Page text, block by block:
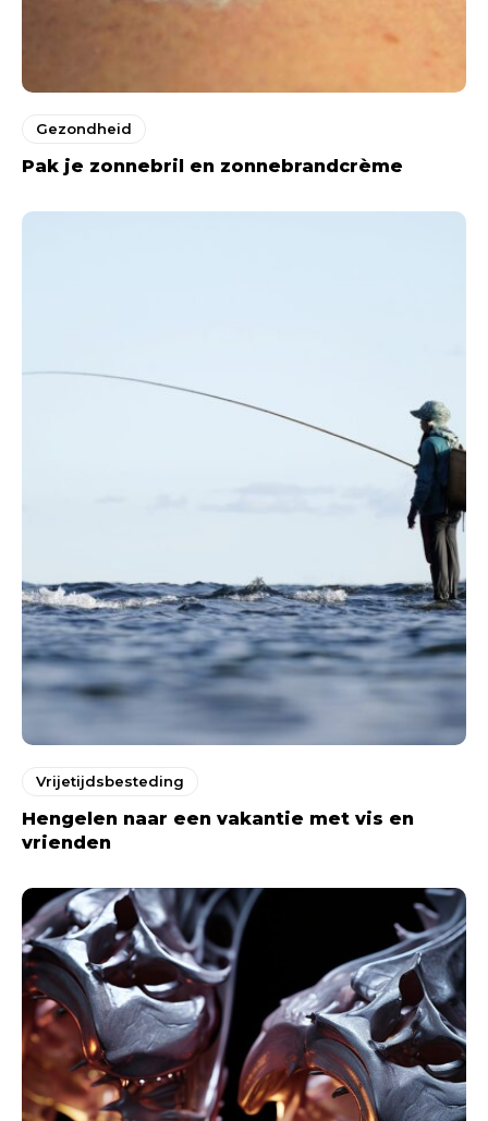
Gezondheid
Pak je zonnebril en zonnebrandcrème
Vrijetijdsbesteding
Hengelen naar een vakantie met vis en
vrienden